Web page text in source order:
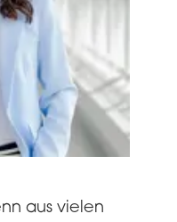
aus vielen